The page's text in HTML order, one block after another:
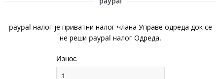
paypal налог је приватни налог члана Управе одреда док се
не реши paypal налог Одреда.
Износ